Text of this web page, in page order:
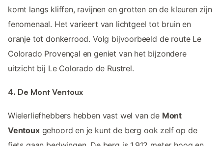
komt langs kliffen, ravijnen en grotten en de kleuren zijn
fenomenaal. Het varieert van lichtgeel tot bruin en
oranje tot donkerrood. Volg bijvoorbeeld de route Le
Colorado Provençal en geniet van het bijzondere
uitzicht bij Le Colorado de Rustrel.
4. De Mont Ventoux
Wielerliefhebbers hebben vast wel van de Mont
Ventouxgehoord en je kunt de berg ook zelf op de